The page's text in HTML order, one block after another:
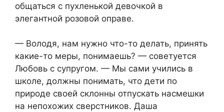
общаться с пухленькой девочкой в
элегантной розовой оправе.
— Володя, нам нужно что-то делать, принять
какие-то меры, понимаешь? — советуется
Любовь с супругом. — Мы сами учились в
школе, должны понимать, что дети по
природе своей склонны отпускать насмешки
на непохожих сверстников. Даша